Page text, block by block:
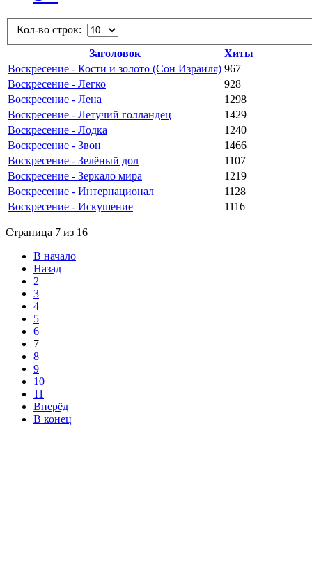
Кол-во строк:
Заголовок
Хиты
Воскресение - Кости и золото (Сон Израиля) 967
Воскресение - Легко
928
Воскресение - Лена
1298
Воскресение - Летучий голландец
1429
Воскресение - Лодка
1240
Воскресение - Звон
1466
Воскресение - Зелёный дол
1107
Воскресение - Зеркало мира
1219
Воскресение - Интернационал
1128
Воскресение - Искушение
1116
Страница 7 из 16
В начало
Назад
2
3
4
5
6
7
8
9
10
11
Вперёд
В конец